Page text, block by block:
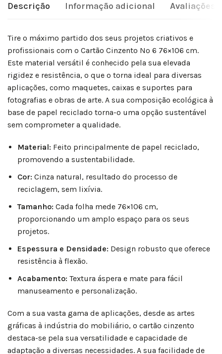
Descrição Informação adicional Avaliações
Tire o máximo partido dos seus projetos criativos e
profissionais com o Cartão Cinzento Nº 6 76×106 cm.
Este material versátil é conhecido pela sua elevada
rigidez e resistência, o que o torna ideal para diversas
aplicações, como maquetes, caixas e suportes para
fotografias e obras de arte. A sua composição ecológica à
base de papel reciclado torna-o uma opção sustentável
sem comprometer a qualidade.
Material: Feito principalmente de papel reciclado,
promovendo a sustentabilidade.
Cor: Cinza natural, resultado do processo de
reciclagem, sem lixívia.
Tamanho: Cada folha mede 76×106 cm,
proporcionando um amplo espaço para os seus
projetos.
Espessura e Densidade: Design robusto que oferece
resistência à flexão.
Acabamento: Textura áspera e mate para fácil
manuseamento e personalização.
Com a sua vasta gama de aplicações, desde as artes
gráficas à indústria do mobiliário, o cartão cinzento
destaca-se pela sua versatilidade e capacidade de
adaptação a diversas necessidades. A sua facilidade de